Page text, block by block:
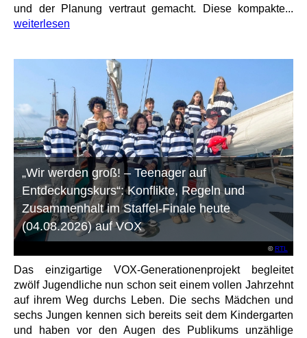
und der Planung vertraut gemacht. Diese kompakte...
weiterlesen
©RTL
„Wir werden groß! – Teenager auf
Entdeckungskurs“: Konflikte, Regeln und
Zusammenhalt im Staffel-Finale heute
(04.08.2026) auf VOX
Das einzigartige VOX-Generationenprojekt begleitet
zwölf Jugendliche nun schon seit einem vollen Jahrzehnt
auf ihrem Weg durchs Leben. Die sechs Mädchen und
sechs Jungen kennen sich bereits seit dem Kindergarten
und haben vor den Augen des Publikums unzählige